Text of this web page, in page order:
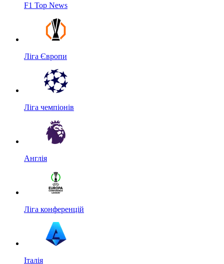
F1 Top News
Ліга Європи
Ліга чемпіонів
Англія
Ліга конференцій
Італія